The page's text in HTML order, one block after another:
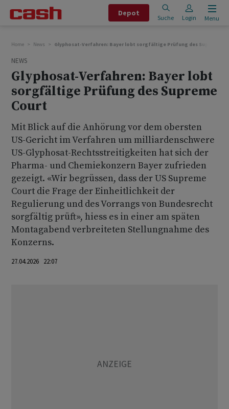
Depot
Suche Login Menu
Home News Glyphosat-Verfahren: Bayer lobt sorgfältige Prüfung des Supreme
NEWS
Glyphosat-Verfahren: Bayer lobt
sorgfältige Prüfung des Supreme
Court
Mit Blick auf die Anhörung vor dem obersten
US-Gericht im Verfahren um milliardenschwere
US-Glyphosat-Rechtsstreitigkeiten hat sich der
Pharma- und Chemiekonzern Bayer zufrieden
gezeigt. «Wir begrüssen, dass der US Supreme
Court die Frage der Einheitlichkeit der
Regulierung und des Vorrangs von Bundesrecht
sorgfältig prüft», hiess es in einer am späten
Montagabend verbreiteten Stellungnahme des
Konzerns.
27.04.2026 22:07